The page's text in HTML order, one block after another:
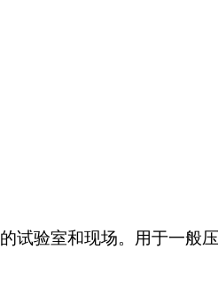
试验室和现场。用于一